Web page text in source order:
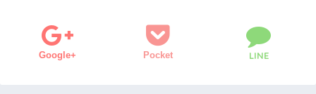
Google+ Pocket LINE